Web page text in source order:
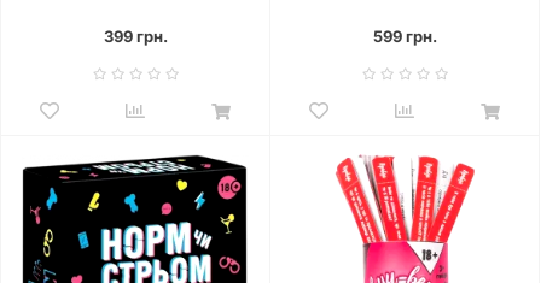
399 грн. 599 грн.